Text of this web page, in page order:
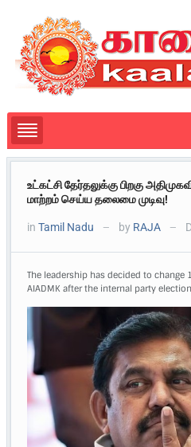
உட்கட்சி தேர்தலுக்கு பிறகு
மாற்றம் செய்ய தலைமை முடிவு!
inTamil Nadu — by RAJA —
The leadership has decided to
AIADMK after the internal party